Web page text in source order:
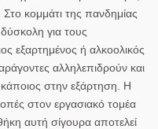
Στο κομμάτι της πανδημίας
για τους
εξαρτημένος ή αλκοολικός
αλληλεπιδρούν και
κάποιος στην εξάρτηση. Η
στον εργασιακό τομέα
αυτή σίγουρα αποτελεί